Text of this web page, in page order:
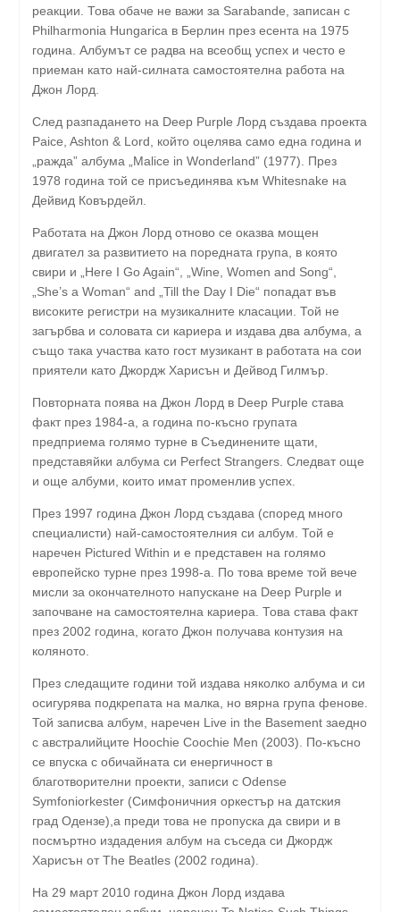
реакции. Това обаче не важи за Sarabande, записан с
Philharmonia Hungarica в Берлин през есента на 1975
година. Албумът се радва на всеобщ успех и често е
приеман като най-силната самостоятелна работа на
Джон Лорд.
След разпадането на Deep Purple Лорд създава проекта
Paice, Ashton & Lord, който оцелява само една година и
„ражда” албума „Malice in Wonderland” (1977). През
1978 година той се присъединява към Whitesnake на
Дейвид Ковърдейл.
Работата на Джон Лорд отново се оказва мощен
двигател за развитието на поредната група, в която
свири и „Here I Go Again“, „Wine, Women and Song“,
„She’s a Woman“ and „Till the Day I Die“ попадат във
високите регистри на музикалните класации. Той не
загърбва и соловата си кариера и издава два албума, а
също така участва като гост музикант в работата на сои
приятели като Джордж Харисън и Дейвод Гилмър.
Повторната поява на Джон Лорд в Deep Purple става
факт през 1984-а, а година по-късно групата
предприема голямо турне в Съединените щати,
представяйки албума си Perfect Strangers. Следват още
и още албуми, които имат променлив успех.
През 1997 година Джон Лорд създава (според много
специалисти) най-самостоятелния си албум. Той е
наречен Pictured Within и е представен на голямо
европейско турне през 1998-а. По това време той вече
мисли за окончателното напускане на Deep Purple и
започване на самостоятелна кариера. Това става факт
през 2002 година, когато Джон получава контузия на
коляното.
През следащите години той издава няколко албума и си
осигурява подкрепата на малка, но вярна група фенове.
Той записва албум, наречен Live in the Basement заедно
с австралийците Hoochie Coochie Men (2003). По-късно
се впуска с обичайната си енергичност в
благотворителни проекти, записи с Odense
Symfoniorkester (Симфоничния оркестър на датския
град Одензе),а преди това не пропуска да свири и в
посмъртно издадения албум на съседа си Джордж
Харисън от The Beatles (2002 година).
На 29 март 2010 година Джон Лорд издава